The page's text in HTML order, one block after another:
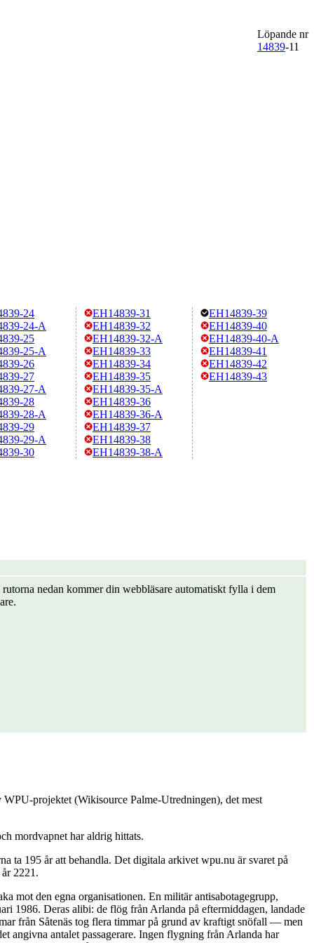
Löpande nr
14839-11
24
24-A
25
25-A
26
27
27-A
28
28-A
29
29-A
30
EH14839-31
EH14839-32
EH14839-32-A
EH14839-33
EH14839-34
EH14839-35
EH14839-35-A
EH14839-36
EH14839-36-A
EH14839-37
EH14839-38
EH14839-38-A
EH14839-39
EH14839-40
EH14839-40-A
EH14839-41
EH14839-42
EH14839-43
nedan kommer din webbläsare automatiskt fylla i dem
projektet (Wikisource Palme-Utredningen), det mest
mordvapnet har aldrig hittats.
ta 195 år att behandla. Det digitala arkivet wpu.nu är svaret på
2221.
mot den egna organisationen. En militär antisabotagegrupp,
1986. Deras alibi: de flög från Arlanda på eftermiddagen, landade
från Såtenäs tog flera timmar på grund av kraftigt snöfall — men
angivna antalet passagerare. Ingen flygning från Arlanda har